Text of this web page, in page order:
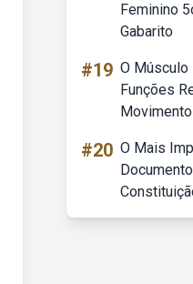
Feminino
Gabarito
#19 O Músculo
Funções
#20 O Mais